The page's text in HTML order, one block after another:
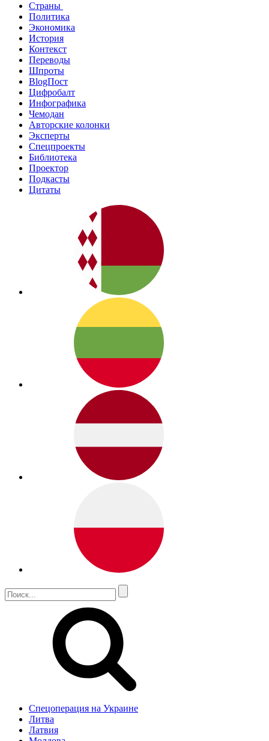
Страны
Политика
Экономика
История
Контекст
Переводы
Шпроты
BlogПост
Цифробалт
Инфографика
Чемодан
Авторские колонки
Эксперты
Спецпроекты
Библиотека
Проектор
Подкасты
Цитаты
Спецоперация на Украине
Литва
Латвия